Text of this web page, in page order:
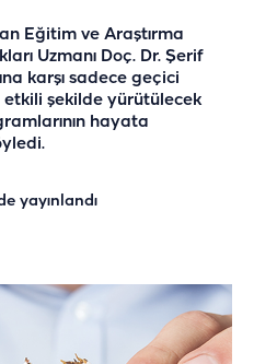
Eğitim ve Araştırma
Uzmanı Doç. Dr. Şerif
karşı sadece geçici
şekilde yürütülecek
hayata
yayınlandı